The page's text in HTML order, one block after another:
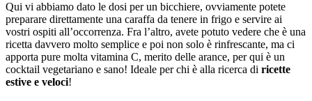
Qui vi abbiamo dato le dosi per un bicchiere, ovviamente potete
preparare direttamente una caraffa da tenere in frigo e servire ai
vostri ospiti all’occorrenza. Fra l’altro, avete potuto vedere che è una
ricetta davvero molto semplice e poi non solo è rinfrescante, ma ci
apporta pure molta vitamina C, merito delle arance, per qui è un
cocktail vegetariano e sano! Ideale per chi è alla ricerca di ricette
estive e veloci!